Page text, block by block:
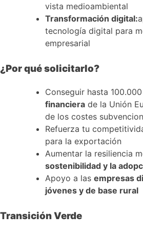
vista medioambiental
Transformación digital:
tecnología digital para
empresarial
¿Por qué solicitarlo?
Conseguir hasta
financiera de la Unión
de los costes
Refuerza tu
para la exportación
Aumentar la resiliencia
sostenibilidad y la
Apoyo a las empresas
jóvenes y de base rural
TransiciónVerde